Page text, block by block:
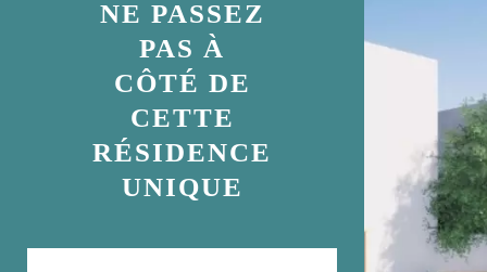
NE PASSEZ
PAS À
CÔTÉ DE
CETTE
RÉSIDENCE
UNIQUE